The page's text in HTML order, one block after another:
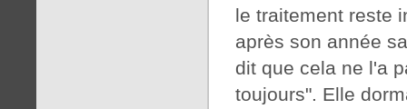
le traitement reste
après son année
dit que cela ne l'a
toujours". Elle